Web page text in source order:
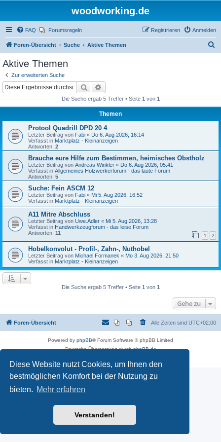
Diese Website nutzt Cookies, um Ihnen den
bestmöglichen Komfort bei der Nutzung zu
bieten. Mehr erfahren
Verstanden!
woodworking.de
FAQ Forumsregeln Anmelden
Registrieren
Foren-Übersicht Suche Aktive Themen
Aktive Themen
Zur erweiterten Suche
Suche
Die Suche ergab 5 Treffer • Seite 1 von 1
Themen
Protool Quadrill DPD 20 4
Letzter Beitrag von Fabi « Do 6. Aug 2026, 16:14
Verfasst in Marktplatz - Kleinanzeigen
Antworten: 2
Brauche eure Hilfe zum Bestimmen, heimisches Obstholz
Letzter Beitrag von Andreas Winkler « Do 6. Aug 2026, 05:41
Verfasst in Allgemeines Holzwerkerforum - das laute Forum
Antworten: 5
Suche: Fein ASCM 12
Letzter Beitrag von Fabi « Mi 5. Aug 2026, 16:52
Verfasst in Marktplatz - Kleinanzeigen
A11 Mitre Abschluss
Letzter Beitrag von Uwe.Adler « Mi 5. Aug 2026, 13:28
Verfasst in Handwerkzeugforum - das leise Forum
Antworten: 11 1 2
Hobelkonvolut - Profil-, Zahn-, Nuthobel
Letzter Beitrag von Michael Formanek « Mo 3. Aug 2026, 21:50
Verfasst in Marktplatz - Kleinanzeigen
Die Suche ergab 5 Treffer • Seite 1 von 1
Gehe zu
Foren-Übersicht Alle Zeiten sind UTC+02:00
Powered by phpBB® Forum Software © phpBB Limited
Deutsche Übersetzung durchphpBB.de